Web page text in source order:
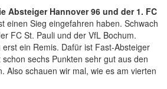
Absteiger Hannover 96 und der 1. FC
einen Sieg eingefahren haben. Schwach
FC St. Pauli und der VfL Bochum.
ein Remis. Dafür ist Fast-Absteiger
sechs Punkten sehr gut aus den
Also schauen wir mal, wie es am vierten